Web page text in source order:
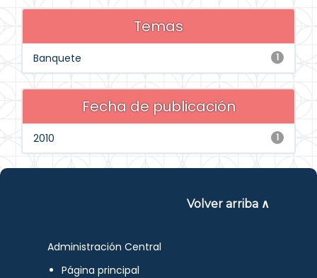
Temas
1
Banquete
Fecha de publicación
1
2010
Volver arriba ∧
Administración Central
Página principal